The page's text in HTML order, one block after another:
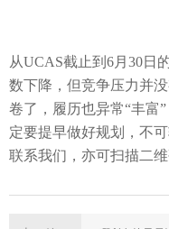
从UCAS截止到 6月 30日
数下降， 但竞争压力并
卷了，履历也异常“丰富
定要提早做好规划，不
联系我们，亦可扫描二